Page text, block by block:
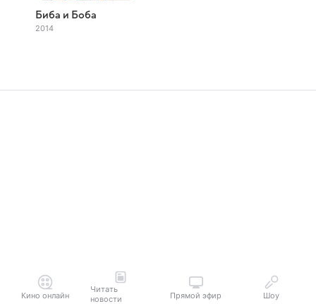
Биба и Боба
2014
Кино онлайн
Читать
новости
Прямой эфир Шоу